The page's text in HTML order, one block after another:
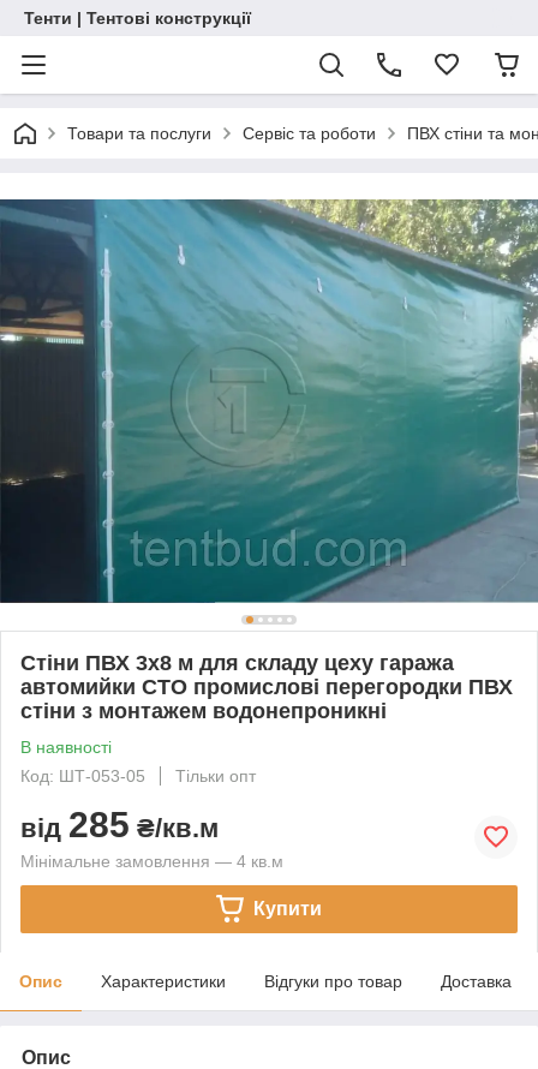
Тенти | Тентові конструкції
Товари та послуги Сервіс та роботи ПВХ стіни та
Стіни ПВХ 3х8 м для складу цеху гаража
автомийки СТО промислові перегородки ПВХ
стіни з монтажем водонепроникні
В наявності
Код: ШТ-053-05
Тільки опт
від 285 ₴/кв.м
Мінімальне замовлення — 4 кв.м
Купити
Опис Характеристики Відгуки про товар Доставка
Опис